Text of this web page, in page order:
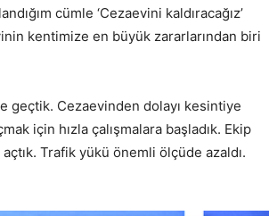
cümle ‘Cezaevini kaldıracağız’
kentimize en büyük zararlarından biri
geçtik. Cezaevinden dolayı kesintiye
için hızla çalışmalara başladık. Ekip
Trafik yükü önemli ölçüde azaldı.